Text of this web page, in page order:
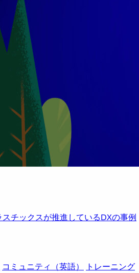
チックスが推進しているDXの事例
コミュニティ（英語）
トレーニング